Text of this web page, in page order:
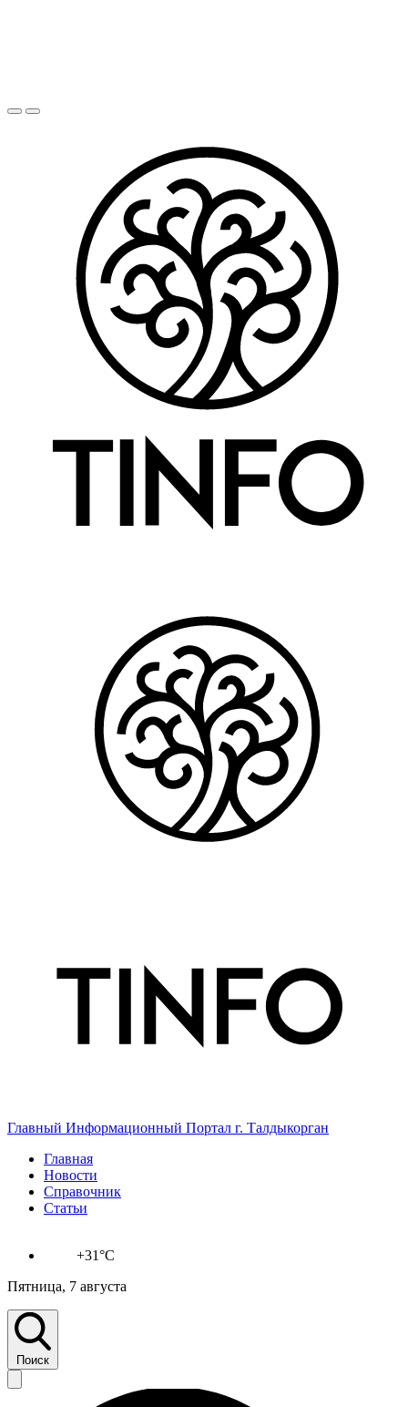
Главный Информационный Портал г. Талдыкорган
Главная
Новости
Справочник
Статьи
+31°C
Пятница, 7 августа
Поиск